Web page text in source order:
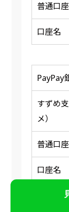
普通口座
口座名
PayPay
すずめ
メ）
普通口座
口座名
※ 振り